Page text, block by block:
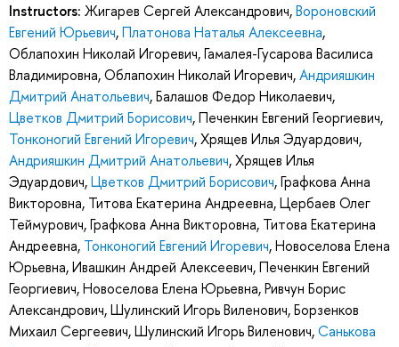
Instructors: Жигарев Сергей Александрович,Вороновский
Евгений Юрьевич,Платонова Наталья Алексеевна,
Облапохин Николай Игоревич,Гамалея-Гусарова Василиса
Владимировна,Облапохин Николай Игоревич,Андрияшкин
Дмитрий Анатольевич,Балашов Федор Николаевич,
Цветков Дмитрий Борисович,Печенкин Евгений Георгиевич,
Тонконогий Евгений Игоревич,Хрящев Илья Эдуардович,
Андрияшкин Дмитрий Анатольевич,Хрящев Илья
Эдуардович,Цветков Дмитрий Борисович,Графкова Анна
Викторовна, Титова Екатерина Андреевна,Цербаев Олег
Теймурович,Графкова Анна Викторовна, Титова Екатерина
Андреевна, Тонконогий Евгений Игоревич,Новоселова Елена
Юрьевна,Ивашкин Андрей Алексеевич,Печенкин Евгений
Георгиевич,Новоселова Елена Юрьевна,Ривчун Борис
Александрович,Шулинский Игорь Виленович,Борзенков
Михаил Сергеевич,Шулинский Игорь Виленович,Санькова